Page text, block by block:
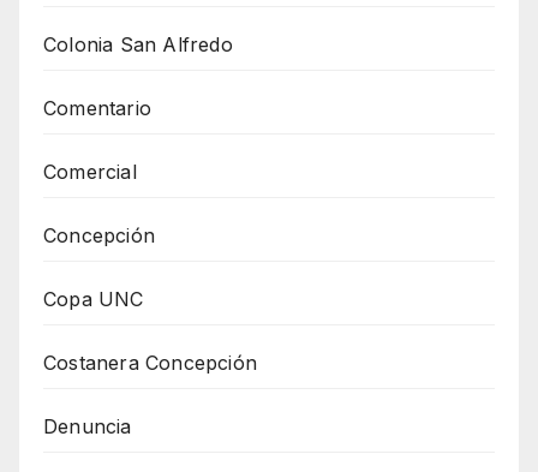
Colonia San Alfredo
Comentario
Comercial
Concepción
Copa UNC
Costanera Concepción
Denuncia